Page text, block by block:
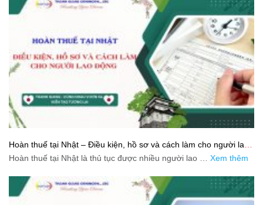
Hoàn thuế tại Nhật – Điều kiện, hồ sơ và cách làm cho người lao
động
Hoàn thuế tại Nhật là thủ tục được nhiều người lao … Xem thêm